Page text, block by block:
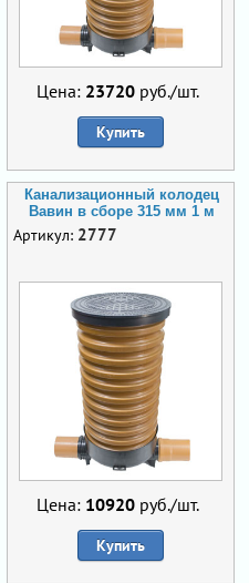
Цена: 23720 руб./шт.
Купить
Канализационный колодец
Вавин в сборе 315 мм 1 м
Артикул: 2777
Цена: 10920 руб./шт.
Купить